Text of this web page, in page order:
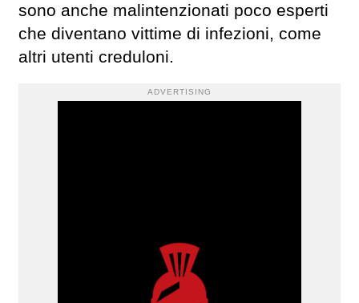
sono anche malintenzionati poco esperti
che diventano vittime di infezioni, come
altri utenti creduloni.
ADVERTISING